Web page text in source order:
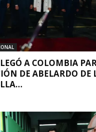
A COLOMBIA
DE ABELARDO DE